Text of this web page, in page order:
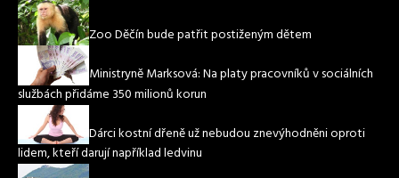
Zoo Děčín bude patřit postiženým dětem
Ministryně Marksová: Na platy pracovníků v sociálních
službách přidáme 350 milionů korun
Dárci kostní dřeně už nebudou znevýhodněni oproti
lidem, kteří darují například ledvinu